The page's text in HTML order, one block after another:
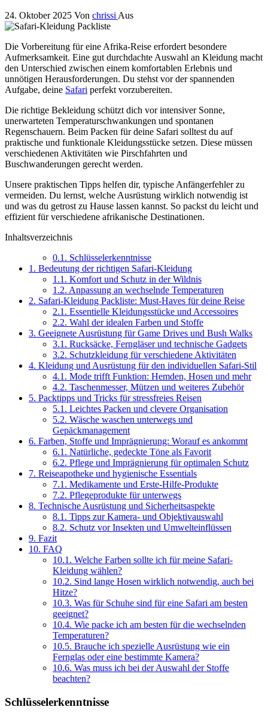
24. Oktober 2025 Von chrissi Aus
Die Vorbereitung für eine Afrika-Reise erfordert besondere
Aufmerksamkeit. Eine gut durchdachte Auswahl an Kleidung macht
den Unterschied zwischen einem komfortablen Erlebnis und
unnötigen Herausforderungen. Du stehst vor der spannenden
Aufgabe, deine Safari perfekt vorzubereiten.
Die richtige Bekleidung schützt dich vor intensiver Sonne,
unerwarteten Temperaturschwankungen und spontanen
Regenschauern. Beim Packen für deine Safari solltest du auf
praktische und funktionale Kleidungsstücke setzen. Diese müssen
verschiedenen Aktivitäten wie Pirschfahrten und
Buschwanderungen gerecht werden.
Unsere praktischen Tipps helfen dir, typische Anfängerfehler zu
vermeiden. Du lernst, welche Ausrüstung wirklich notwendig ist
und was du getrost zu Hause lassen kannst. So packst du leicht und
effizient für verschiedene afrikanische Destinationen.
Inhaltsverzeichnis
0.1. Schlüsselerkenntnisse
1. Bedeutung der richtigen Safari-Kleidung
1.1. Komfort und Schutz in der Wildnis
1.2. Anpassung an wechselnde Temperaturen
2. Safari-Kleidung Packliste: Must-Haves für deine Reise
2.1. Essentielle Kleidungsstücke und Accessoires
2.2. Wahl der idealen Farben und Stoffe
3. Geeignete Ausrüstung für Game Drives und Bush Walks
3.1. Rucksäcke, Ferngläser und technische Gadgets
3.2. Schutzkleidung für verschiedene Aktivitäten
4. Kleidung und Ausrüstung für den individuellen Safari-Stil
4.1. Mode trifft Funktion: Hemden, Hosen und mehr
4.2. Taschenmesser, Mützen und weiteres Zubehör
5. Packtipps und Tricks für stressfreies Reisen
5.1. Leichtes Packen und clevere Organisation
5.2. Wäsche waschen unterwegs und
Gepäckmanagement
6. Farben, Stoffe und Imprägnierung: Worauf es ankommt
6.1. Natürliche, gedeckte Töne als Favorit
6.2. Pflege und Imprägnierung für optimalen Schutz
7. Reiseapotheke und hygienische Essentials
7.1. Medikamente und Erste-Hilfe-Produkte
7.2. Pflegeprodukte für unterwegs
8. Technische Ausrüstung und Sicherheitsaspekte
8.1. Tipps zur Kamera- und Objektivauswahl
8.2. Schutz vor Insekten und Umwelteinflüssen
9. Fazit
10. FAQ
10.1. Welche Farben sollte ich für meine Safari-
Kleidung wählen?
10.2. Sind lange Hosen wirklich notwendig, auch bei
Hitze?
10.3. Was für Schuhe sind für eine Safari am besten
geeignet?
10.4. Wie packe ich am besten für die wechselnden
Temperaturen?
10.5. Brauche ich spezielle Ausrüstung wie ein
Fernglas oder eine bestimmte Kamera?
10.6. Was muss ich bei der Auswahl der Stoffe
beachten?
Schlüsselerkenntnisse